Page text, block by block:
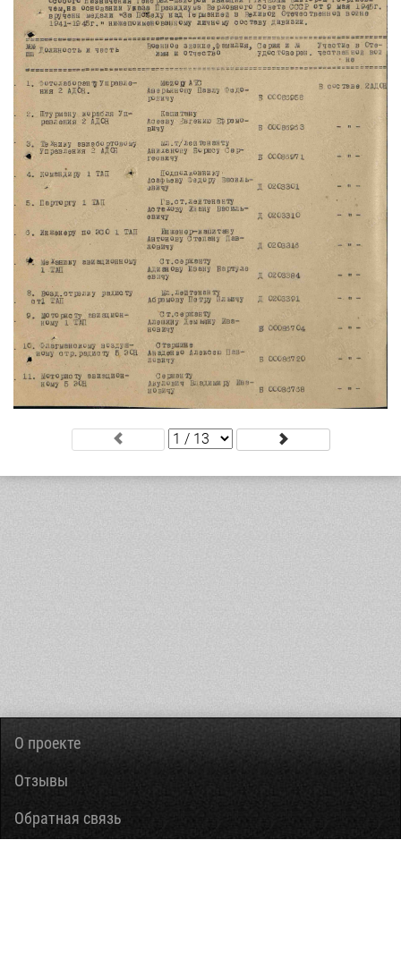
.
.
.
.
.
.
.
.
.
.
.
О проекте
Отзывы
Обратная связь